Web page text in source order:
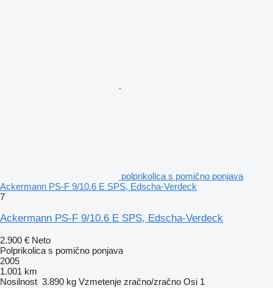
polprikolica s pomično ponjava
Ackermann PS-F 9/10.6 E SPS, Edscha-Verdeck
7
Ackermann PS-F 9/10.6 E SPS, Edscha-Verdeck
2.900 € Neto
Polprikolica s pomično ponjava
2005
1.001 km
Nosilnost 3.890 kg Vzmetenje zračno/zračno Osi 1